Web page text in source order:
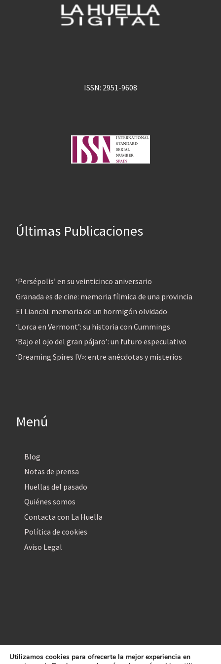
ISSN: 2951-9608
Últimas Publicaciones
‘Persépolis’ en su veinticinco aniversario
Granada es de cine: memoria fílmica de una provincia
El Lianchi: memoria de un hormigón olvidado
‘Lorca en Vermont’: su historia con Cummings
‘Bajo el ojo del gran pájaro’: un futuro especulativo
‘Dreaming Spires IV»: entre anécdotas y misterios
Menú
Blog
Notas de prensa
Huellas del pasado
Quiénes somos
Contacta con La Huella
Política de cookies
Aviso Legal
Utilizamos cookies para ofrecerte la mejor experiencia en